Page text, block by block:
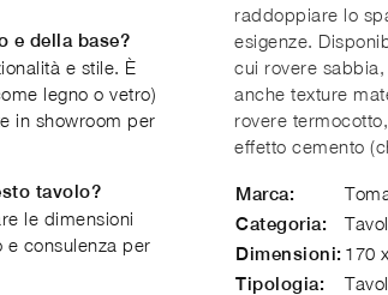
e della base?
e stile. È
legno o vetro)
in showroom per
tavolo?
le dimensioni
consulenza per
raddoppiare lo
esigenze.
cui rovere
anche texture
rovere
effetto cemento
Marca:
Categoria:
Dimensioni: 170
Tipologia: